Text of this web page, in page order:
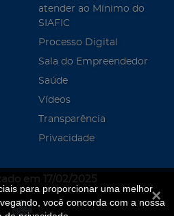
para proporcionar uma melhor
você concorda com a nossa
atender ao Mínimo do
SIAFIC
Processo Digital
Sala do Empreendedor
Saúde
Vídeos
Transparência
Privacidade
em 17/02/2025